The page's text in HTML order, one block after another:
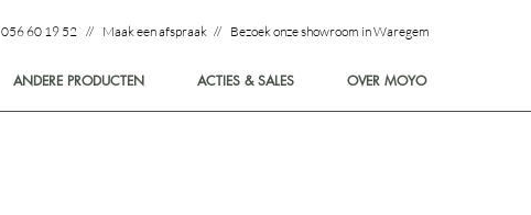
056 60 19 52 // Maak een afspraak // Bezoek onze showroom in Waregem
ANDERE PRODUCTEN ACTIES & SALES OVER MOYO